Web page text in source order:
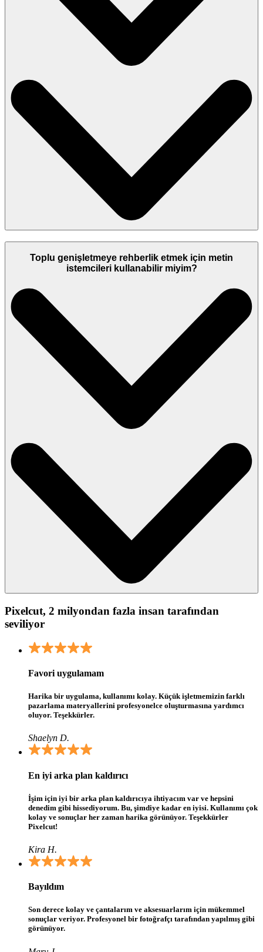
Toplu genişletmeye rehberlik etmek için metin
istemcileri kullanabilir miyim?
Pixelcut, 2 milyondan fazla insan tarafından
seviliyor
Favori uygulamam
Harika bir uygulama, kullanımı kolay. Küçük işletmemizin farklı
pazarlama materyallerini profesyonelce oluşturmasına yardımcı
oluyor. Teşekkürler.
Shaelyn D.
En iyi arka plan kaldırıcı
İşim için iyi bir arka plan kaldırıcıya ihtiyacım var ve hepsini
denedim gibi hissediyorum. Bu, şimdiye kadar en iyisi. Kullanımı çok
kolay ve sonuçlar her zaman harika görünüyor. Teşekkürler
Pixelcut!
Kira H.
Bayıldım
Son derece kolay ve çantalarım ve aksesuarlarım için mükemmel
sonuçlar veriyor. Profesyonel bir fotoğrafçı tarafından yapılmış gibi
görünüyor.